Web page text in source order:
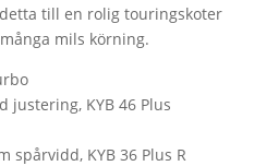
till en rolig touringskoter
mils körning.
justering, KYB 46 Plus
spårvidd, KYB 36 Plus R